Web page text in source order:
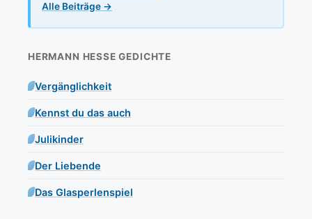
Alle Beiträge →
HERMANN HESSE GEDICHTE
Vergänglichkeit
Kennst du das auch
Julikinder
Der Liebende
Das Glasperlenspiel